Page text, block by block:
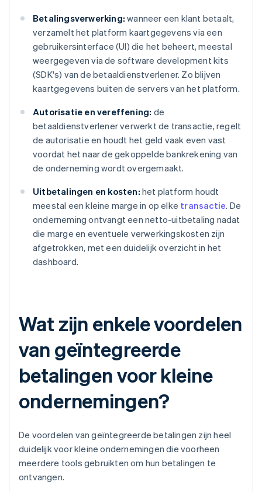
Betalingsverwerking: wanneer een klant betaalt,
verzamelt het platform kaartgegevens via een
gebruikersinterface (UI) die het beheert, meestal
weergegeven via de software development kits
(SDK's) van de betaaldienstverlener. Zo blijven
kaartgegevens buiten de servers van het platform.
Autorisatie en vereffening: de
betaaldienstverlener verwerkt de transactie, regelt
de autorisatie en houdt het geld vaak even vast
voordat het naar de gekoppelde bankrekening van
de onderneming wordt overgemaakt.
Uitbetalingen en kosten: het platform houdt
meestal een kleine marge in op elke transactie. De
onderneming ontvangt een netto-uitbetaling nadat
die marge en eventuele verwerkingskosten zijn
afgetrokken, met een duidelijk overzicht in het
dashboard.
Wat zijn enkele voordelen
van geïntegreerde
betalingen voor kleine
ondernemingen?
De voordelen van geïntegreerde betalingen zijn heel
duidelijk voor kleine ondernemingen die voorheen
meerdere tools gebruikten om hun betalingen te
ontvangen.